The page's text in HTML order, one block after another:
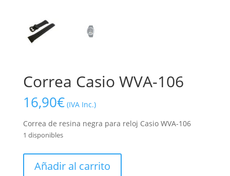
Correa Casio WVA-106
16,90€ (IVA Inc.)
Correa de resina negra para reloj Casio WVA-106
1 disponibles
CasioAñadir al carrito